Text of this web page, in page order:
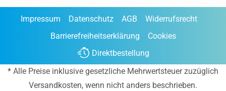
Impressum Datenschutz AGB
Widerrufsrecht
Barrierefreiheitserklärung
Cookies
Direktbestellung
* Alle Preise inklusive gesetzliche Mehrwertsteuer zuzüglich
Versandkosten, wenn nicht anders beschrieben.